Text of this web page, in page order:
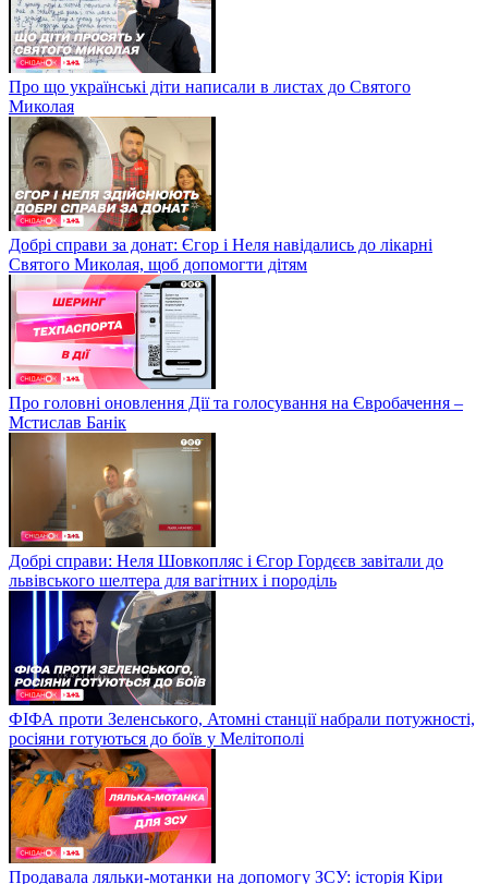
Про що українські діти написали в листах до Святого
Миколая
Добрі справи за донат: Єгор і Неля навідались до лікарні
Святого Миколая, щоб допомогти дітям
Про головні оновлення Дії та голосування на Євробачення –
Мстислав Банік
Добрі справи: Неля Шовкопляс і Єгор Гордєєв завітали до
львівського шелтера для вагітних і породіль
ФІФА проти Зеленського, Атомні станції набрали потужності,
росіяни готуються до боїв у Мелітополі
Продавала ляльки-мотанки на допомогу ЗСУ: історія Кіри